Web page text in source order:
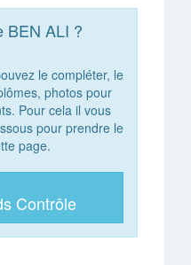
BEN ALI ?
le compléter, le
photos pour
Pour cela il vous
pour prendre le
page.
Contrôle